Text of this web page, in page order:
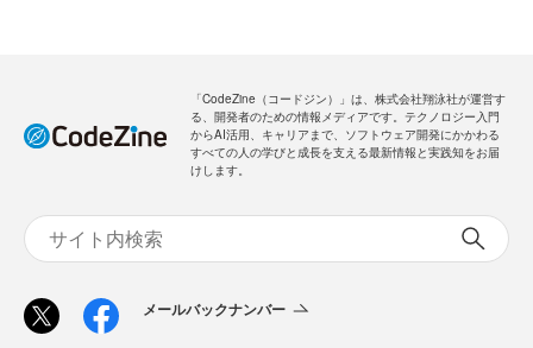
「CodeZine（コードジン）」は、株式会社翔泳社が運営す
る、開発者のための情報メディアです。テクノロジー入門
からAI活用、キャリアまで、ソフトウェア開発にかかわる
すべての人の学びと成長を支える最新情報と実践知をお届
けします。
メールバックナンバー